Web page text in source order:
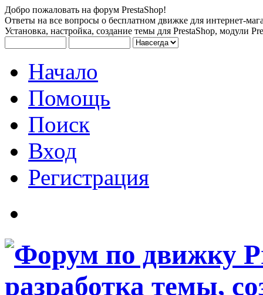
Добро пожаловать на форум PrestaShop!
Ответы на все вопросы о бесплатном движке для интернет-
Установка, настройка, создание темы для PrestaShop, модули
Начало
Помощь
Поиск
Вход
Регистрация